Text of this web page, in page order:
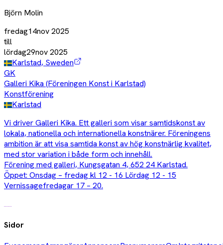
Björn Molin
fredag14nov2025
till
lördag29nov2025
Karlstad, Sweden
GK
Galleri Kika (Föreningen Konst i Karlstad)
Konstförening
Karlstad
Vi driver Galleri Kika. Ett galleri som visar samtidskonst av
lokala, nationella och internationella konstnärer. Föreningens
ambition är att visa samtida konst av hög konstnärlig kvalitet,
med stor variation i både form och innehåll.
Förening med galleri, Kungsgatan 4, 652 24 Karlstad.
Öppet: Onsdag – fredag kl 12 - 16 Lördag 12 - 15
Vernissagefredagar 17 – 20.
Sidor